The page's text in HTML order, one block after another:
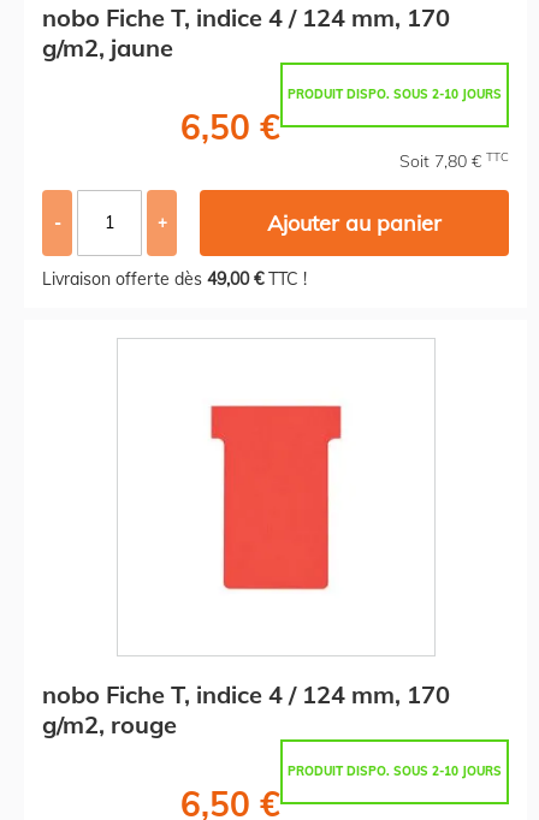
nobo Fiche T, indice 4 / 124 mm, 170
g/m2, jaune
PRODUIT DISPO. SOUS 2-10 JOURS
6,50 €
Soit 7,80 € TTC
- + Ajouter au panier
Livraison offerte dès 49,00 €TTC !
nobo Fiche T, indice 4 / 124 mm, 170
g/m2, rouge
PRODUIT DISPO. SOUS 2-10 JOURS
6,50 €